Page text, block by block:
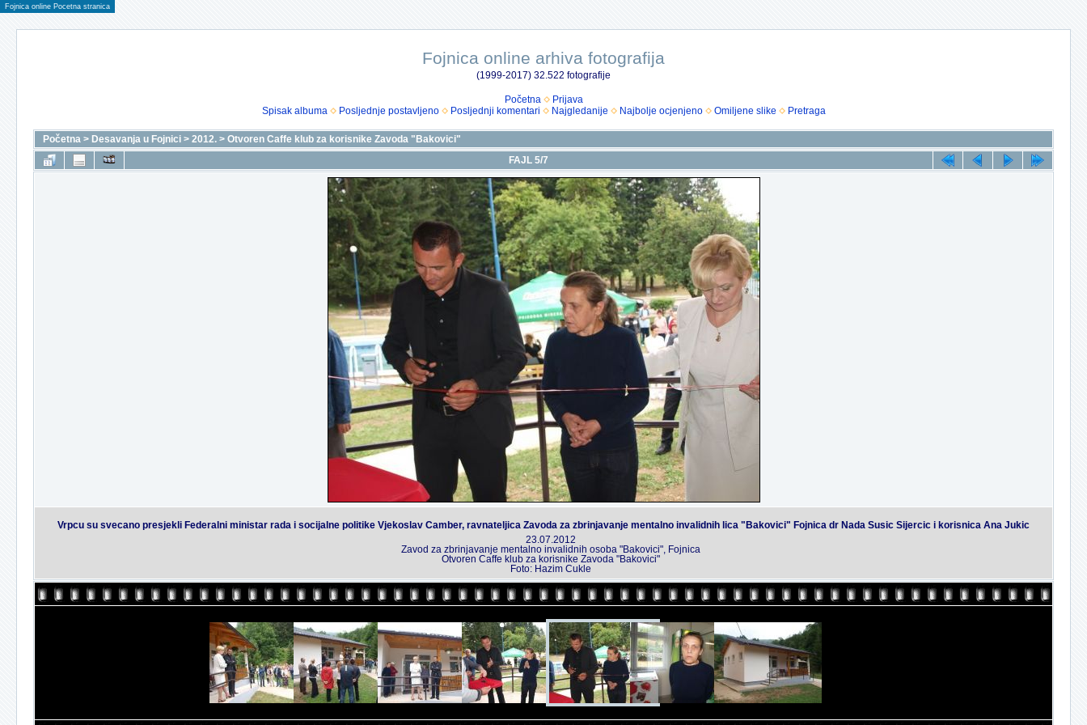
Fojnica online Pocetna stranica
Fojnica online arhiva fotografija
(1999-2017) 32.522 fotografije
Početna
Prijava
Spisak albuma
Posljednje postavljeno Posljednji komentari Najgledanije Najbolje ocjenjeno Omiljene slike Pretraga
Početna > Desavanja u Fojnici > 2012. > Otvoren Caffe klub za korisnike Zavoda "Bakovici"
FAJL 5/7
Vrpcu su svecano presjekli Federalni ministar rada i socijalne politike Vjekoslav Camber, ravnateljica Zavoda za zbrinjavanje mentalno invalidnih lica "Bakovici" Fojnica dr Nada Susic Sijercic i korisnica Ana Jukic
23.07.2012
Zavod za zbrinjavanje mentalno invalidnih osoba "Bakovici", Fojnica
Otvoren Caffe klub za korisnike Zavoda "Bakovici"
Foto: Hazim Cukle